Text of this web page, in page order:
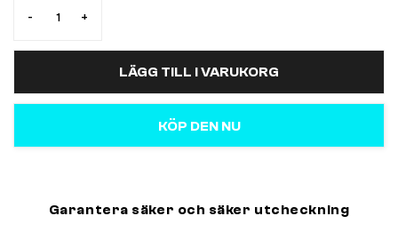
- +
LÄGG TILL I VARUKORG
KÖP DEN NU
Garantera säker och säker utcheckning